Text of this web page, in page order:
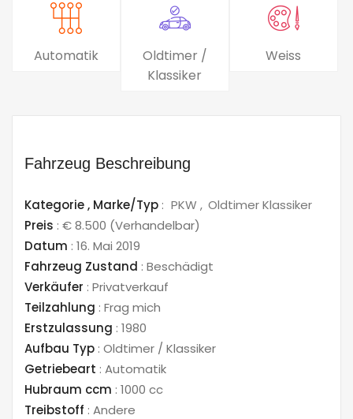
Automatik
Oldtimer /
Klassiker
Weiss
Fahrzeug Beschreibung
Kategorie , Marke/Typ : PKW
Oldtimer Klassiker
Preis : € 8.500 (Verhandelbar)
Datum : 16. Mai 2019
Fahrzeug Zustand : Beschädigt
Verkäufer : Privatverkauf
Teilzahlung : Frag mich
Erstzulassung : 1980
Aufbau Typ : Oldtimer / Klassiker
Getriebeart : Automatik
Hubraum ccm : 1000 cc
Treibstoff : Andere